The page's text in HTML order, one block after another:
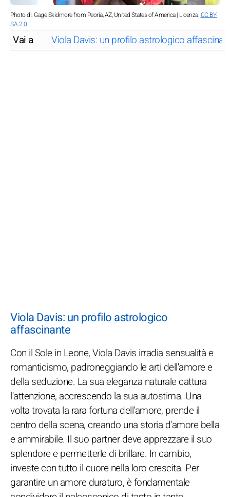
Photo di: Gage Skidmore from Peoria, AZ, United States of America | Licenza:CC BY-
SA 2.0
Vai a Viola Davis: un profilo astrologico
Viola Davis: un profilo astrologico
affascinante
Con il Sole in Leone, Viola Davis irradia sensualità e
romanticismo, padroneggiando le arti dell'amore e
della seduzione. La sua eleganza naturale cattura
l'attenzione, accrescendo la sua autostima. Una
volta trovata la rara fortuna dell'amore, prende il
centro della scena, creando una storia d'amore bella
e ammirabile. Il suo partner deve apprezzare il suo
splendore e permetterle di brillare. In cambio,
investe con tutto il cuore nella loro crescita. Per
garantire un amore duraturo, è fondamentale